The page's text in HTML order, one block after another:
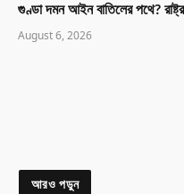
গুণ্ডা দমন আইন বাতিলের পথে?
August 6, 2026
আরও পড়ুন